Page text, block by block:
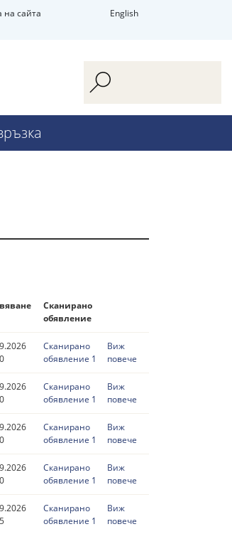
на сайта English
Сканирано
обявление
Сканирано
обявление 1
Виж
повече
Сканирано
обявление 1
Виж
повече
Сканирано
обявление 1
Виж
повече
Сканирано
обявление 1
Виж
повече
Сканирано
обявление 1
Виж
повече